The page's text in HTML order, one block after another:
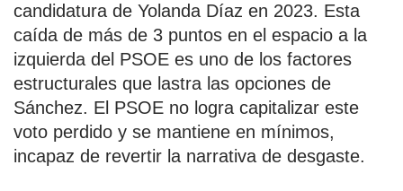
candidatura de Yolanda Díaz en 2023. Esta
caída de más de 3 puntos en el espacio a la
izquierda del PSOE es uno de los factores
estructurales que lastra las opciones de
Sánchez. El PSOE no logra capitalizar este
voto perdido y se mantiene en mínimos,
incapaz de revertir la narrativa de desgaste.